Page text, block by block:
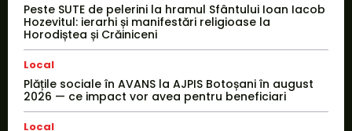
Peste SUTE de pelerini la hramul Sfântului Ioan Iacob
Hozevitul: ierarhi și manifestări religioase la
Horodiștea și Crăiniceni
Local
Plățile sociale în AVANS la AJPIS Botoșani în august
2026 — ce impact vor avea pentru beneficiari
Local